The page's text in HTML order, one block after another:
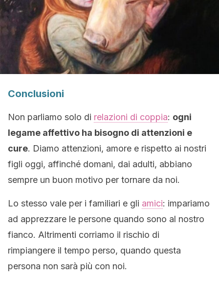
Conclusioni
Non parliamo solo di relazioni di coppia: ogni
legame affettivo ha bisogno di attenzioni e
cure. Diamo attenzioni, amore e rispetto ai nostri
figli oggi, affinché domani, dai adulti, abbiano
sempre un buon motivo per tornare da noi.
Lo stesso vale per i familiari e gli amici: impariamo
ad apprezzare le persone quando sono al nostro
fianco. Altrimenti corriamo il rischio di
rimpiangere il tempo perso, quando questa
persona non sarà più con noi.